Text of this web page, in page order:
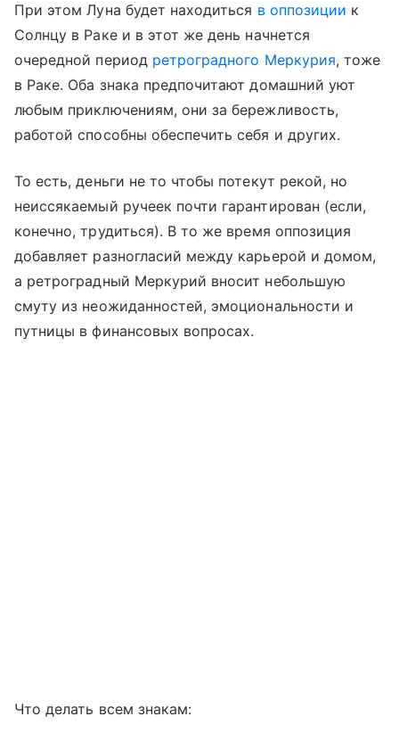
При этом Луна будет находиться в оппозиции к
Солнцу в Раке и в этот же день начнется
очередной период ретроградного Меркурия, тоже
в Раке. Оба знака предпочитают домашний уют
любым приключениям, они за бережливость,
работой способны обеспечить себя и других.
То есть, деньги не то чтобы потекут рекой, но
неиссякаемый ручеек почти гарантирован (если,
конечно, трудиться). В то же время оппозиция
добавляет разногласий между карьерой и домом,
а ретроградный Меркурий вносит небольшую
смуту из неожиданностей, эмоциональности и
путницы в финансовых вопросах.
Что делать всем знакам: